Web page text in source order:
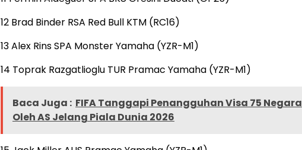
12 Brad Binder RSA Red Bull KTM (RC16)
13 Alex Rins SPA Monster Yamaha (YZR-M1)
14 Toprak Razgatlioglu TUR Pramac Yamaha (YZR-M1)
Baca Juga : FIFA Tanggapi Penangguhan Visa 75 Negara
Oleh AS Jelang Piala Dunia 2026